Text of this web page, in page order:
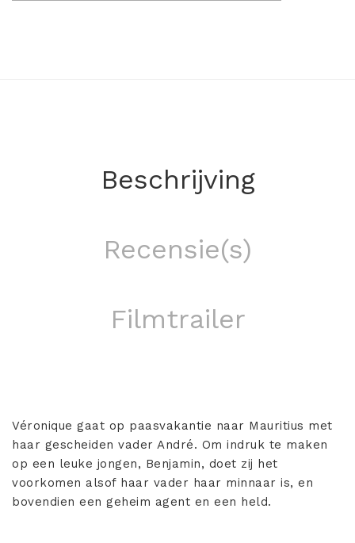
Beschrijving
Recensie(s)
Filmtrailer
Véronique gaat op paasvakantie naar Mauritius met
haar gescheiden vader André. Om indruk te maken
op een leuke jongen, Benjamin, doet zij het
voorkomen alsof haar vader haar minnaar is, en
bovendien een geheim agent en een held.